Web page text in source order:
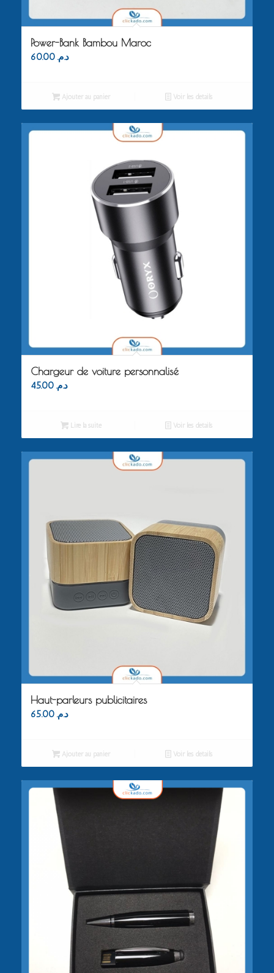
Power-Bank Bambou Maroc
د.م. 60.00
Ajouter au panier Voir les détails
Chargeur de voiture personnalisé
د.م. 45.00
Lire la suite Voir les détails
Haut-parleurs publicitaires
د.م. 65.00
Ajouter au panier Voir les détails